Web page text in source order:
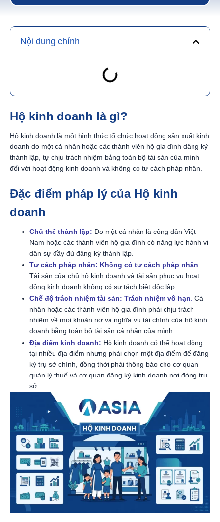
Nội dung chính
Hộ kinh doanh là gì?
Hộ kinh doanh là một hình thức tổ chức hoạt động sản xuất kinh
doanh do một cá nhân hoặc các thành viên hộ gia đình đăng ký
thành lập, tự chịu trách nhiệm bằng toàn bộ tài sản của mình
đối với hoạt động kinh doanh và không có tư cách pháp nhân.
Đặc điểm pháp lý của Hộ kinh
doanh
Chủ thể thành lập: Do một cá nhân là công dân Việt
Nam hoặc các thành viên hộ gia đình có năng lực hành vi
dân sự đầy đủ đăng ký thành lập.
Tư cách pháp nhân: Không có tư cách pháp nhân
Tài sản của chủ hộ kinh doanh và tài sản phục vụ hoạt
động kinh doanh không có sự tách biệt độc lập.
Chế độ trách nhiệm tài sản: Trách nhiệm vô hạn Cá
nhân hoặc các thành viên hộ gia đình phải chịu trách
nhiệm về mọi khoản nợ và nghĩa vụ tài chính của hộ kinh
doanh bằng toàn bộ tài sản cá nhân của mình.
Địa điểm kinh doanh: Hộ kinh doanh có thể hoạt động
tại nhiều địa điểm nhưng phải chọn một địa điểm để đăng
ký trụ sở chính, đồng thời phải thông báo cho cơ quan
quản lý thuế và cơ quan đăng ký kinh doanh nơi đóng trụ
sở.